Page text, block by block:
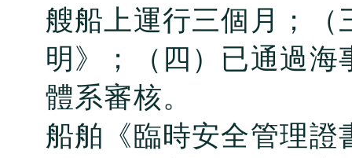
艘船上運行三個月；
明》；（四）已通過
體系審核。
船舶《臨時安全管理